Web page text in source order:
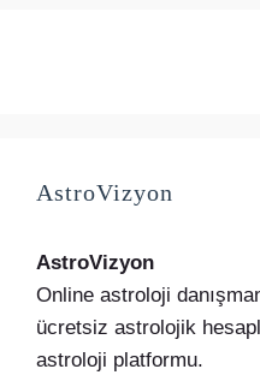
AstroVizyon
AstroVizyon
Online astroloji
ücretsiz astrolojik
astroloji platformu.